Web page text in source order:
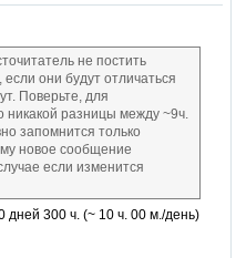
не постить
они будут отличаться
Поверьте, для
никакой разницы между ~9ч.
запомнится только
новое сообщение
если изменится
дней 300 ч. (~ 10 ч. 00 м./день)